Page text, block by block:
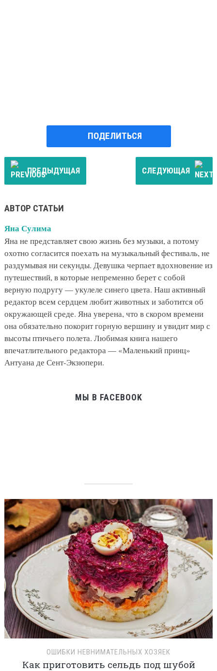
ПОДЕЛИТЬСЯ
ПРЕДЫДУЩАЯ СЛЕДУЮЩАЯ
АВТОР СТАТЬИ
Яна Сулима
Яна не представляет свою жизнь без музыки, а потому
охотно согласится поехать на музыкальный фестиваль, не
раздумывая ни секунды. Девушка черпает вдохновение из
путешествий, в которые непременно берет с собой
верную подругу — укулеле синего цвета. Наш активный
редактор всем сердцем любит животных и заботится об
окружающей среде. Яна уверена, что в скором времени
она обязательно покорит горную вершину и увидит мир с
высоты птичьего полета. Любимая книга нашего
впечатлительного редактора — «Маленький принц»
Антуана де Сент-Экзюпери.
МЫ В FACEBOOK
ОШИБКИ НЕВНИМАТЕЛЬНЫХ ХОЗЯЕК
Как приготовить сельдь под шубой